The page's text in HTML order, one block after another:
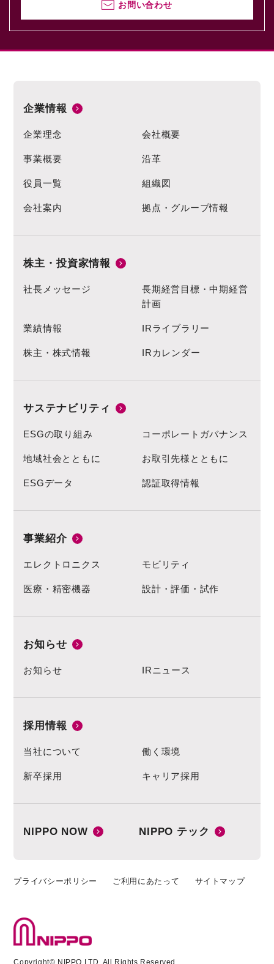
お問い合わせ
企業情報
企業理念 会社概要
事業概要 沿革
役員一覧 組織図
会社案内 拠点・グループ情報
株主・投資家情報
社長メッセージ
長期経営目標・中期経営
計画
業績情報 IRライブラリー
株主・株式情報 IRカレンダー
サステナビリティ
ESGの取り組み コーポレートガバナンス
地域社会とともに お取引先様とともに
ESGデータ 認証取得情報
事業紹介
エレクトロニクス モビリティ
医療・精密機器 設計・評価・試作
お知らせ
お知らせ IRニュース
採用情報
当社について 働く環境
新卒採用 キャリア採用
NIPPO NOW NIPPO テック
プライバシーポリシー ご利用にあたって サイトマップ
Copyright© NIPPO LTD. All Rights Reserved.